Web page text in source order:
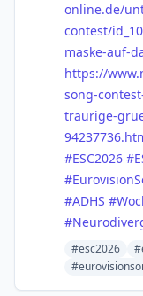
online.de/
contest/
maske-auf-
https://www.
song-
traurige-
#ESC2026 #
#
#ADHS #
#
#esc2026